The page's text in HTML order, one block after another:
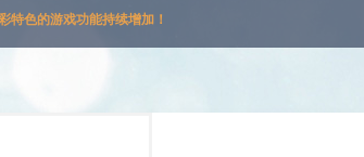
特色的游戏功能持续增加！